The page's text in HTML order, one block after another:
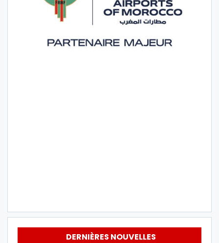
DERNIÈRES NOUVELLES